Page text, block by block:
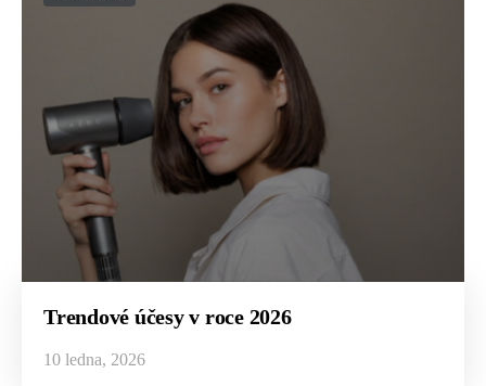
Trendové účesy v roce 2026
10 ledna, 2026